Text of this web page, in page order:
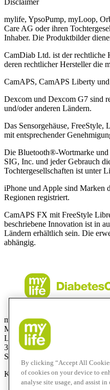
Disclaimer
mylife, YpsoPump, myLoop,
Care AG oder ihren
Inhaber. Die Produktbilder
CamDiab Ltd. ist der rechtliche
deren rechtlicher Hersteller die
CamAPS, CamAPS Liberty
Dexcom und Dexcom G7 sind
und/oder anderen Ländern.
Das Sensorgehäuse,
mit entsprechender
Die Bluetooth®-Wortmarke
SIG, Inc. und jeder Gebrauch
Tochtergesellschaften ist unter
iPhone und Apple sind Marken
Regionen registriert.
CamAPS FX mit FreeStyle
beschriebene Innovation ist in
Ländern erhältlich sein. Die
abhängig.
mylife Diabetes Care AG
Markt Schweiz
Lyssachstrasse 40
3400 Burgdorf
Switzerland
Kostenlose Service-Hotline:
By clicking “Accept All
of cookies on your device to
analyse site usage, and assist